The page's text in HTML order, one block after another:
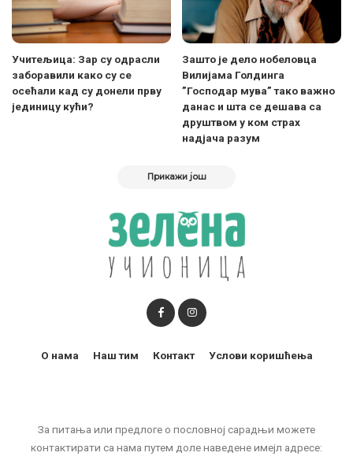
Учитељица: Зар су одрасли
заборавили како су се
осећали кад су донели прву
јединицу кући?
Зашто је дело нобеловца
Вилијама Голдинга
”Господар мува” тако важно
данас и шта се дешава са
друштвом у ком страх
надјача разум
Прикажи још
За питања или предлоге о пословној сарадњи можете
контактирати са нама путем доле наведене имејл адресе:
О нама Наш тим Контакт Услови коришћења